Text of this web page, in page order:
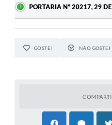
PORTARIA Nº 20217, 29
GOSTEI NÃO GOSTEI